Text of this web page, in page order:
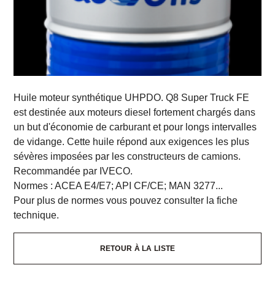
Huile moteur synthétique UHPDO. Q8 Super Truck FE
est destinée aux moteurs diesel fortement chargés dans
un but d'économie de carburant et pour longs intervalles
de vidange. Cette huile répond aux exigences les plus
sévères imposées par les constructeurs de camions.
Recommandée par IVECO.
Normes : ACEA E4/E7; API CF/CE; MAN 3277...
Pour plus de normes vous pouvez consulter la fiche
technique.
RETOUR À LA LISTE